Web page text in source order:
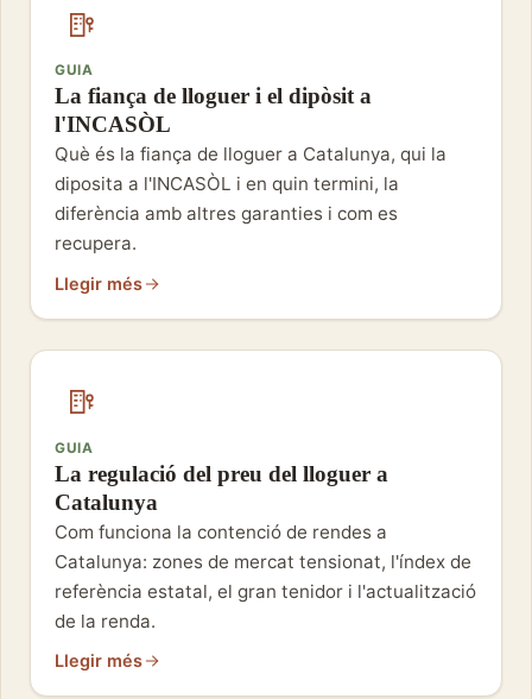
GUIA
La fiança de lloguer i el dipòsit a
l'INCASÒL
Què és la fiança de lloguer a Catalunya, qui la
diposita a l'INCASÒL i en quin termini, la
diferència amb altres garanties i com es
recupera.
Llegir més
GUIA
La regulació del preu del lloguer a
Catalunya
Com funciona la contenció de rendes a
Catalunya: zones de mercat tensionat, l'índex de
referència estatal, el gran tenidor i l'actualització
de la renda.
Llegir més